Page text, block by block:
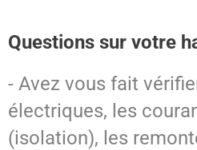
Questions sur votre
- Avez vous fait
électriques, les
(isolation), les